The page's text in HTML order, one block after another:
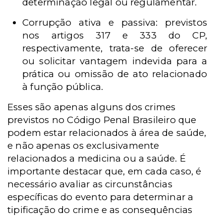
Corrupção ativa e passiva: previstos
nos artigos 317 e 333 do CP,
respectivamente, trata-se de oferecer
ou solicitar vantagem indevida para a
prática ou omissão de ato relacionado
à função pública.
Esses são apenas alguns dos crimes
previstos no Código Penal Brasileiro que
podem estar relacionados à área de saúde,
e não apenas os exclusivamente
relacionados a medicina ou a saúde. É
importante destacar que, em cada caso, é
necessário avaliar as circunstâncias
específicas do evento para determinar a
tipificação do crime e as consequências